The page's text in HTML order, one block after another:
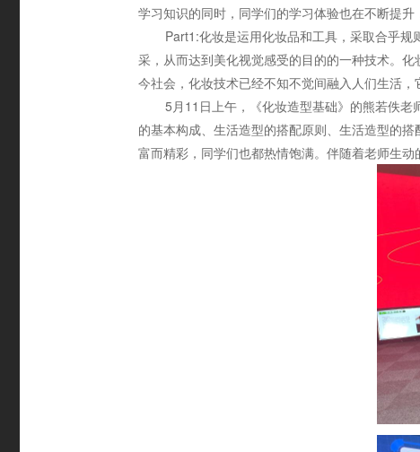
学习知识的同时，同学们的学习体验也在不断提升
Part1:化妆是运用化妆品和工具，采取合乎
采，从而达到美化视觉感受的目的的一种技术。化
今社会，化妆技术已经不知不觉间融入人们生活
5月11日上午，《化妆造型基础》的熊若佚
的基本构成、生活造型的搭配原则、生活造型的
富而精彩，同学们也都热情饱满。伴随着老师生